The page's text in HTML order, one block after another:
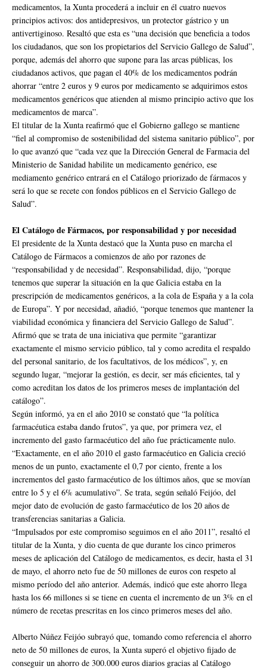
medicamentos, la Xunta procederá a incluir en él cuatro nuevos
principios activos: dos antidepresivos, un protector gástrico y un
antivertiginoso. Resaltó que esta es “una decisión que beneficia a todos
los ciudadanos, que son los propietarios del Servicio Gallego de Salud”,
porque, además del ahorro que supone para las arcas públicas, los
ciudadanos activos, que pagan el 40% de los medicamentos podrán
ahorrar “entre 2 euros y 9 euros por medicamento se adquirimos estos
medicamentos genéricos que atienden al mismo principio activo que los
medicamentos de marca”.
El titular de la Xunta reafirmó que el Gobierno gallego se mantiene
“fiel al compromiso de sostenibilidad del sistema sanitario público”, por
lo que avanzó que “cada vez que la Dirección General de Farmacia del
Ministerio de Sanidad habilite un medicamento genérico, ese
mediamento genérico entrará en el Catálogo priorizado de fármacos y
será lo que se recete con fondos públicos en el Servicio Gallego de
Salud”.
El Catálogo de Fármacos, por responsabilidad y por necesidad
El presidente de la Xunta destacó que la Xunta puso en marcha el
Catálogo de Fármacos a comienzos de año por razones de
“responsabilidad y de necesidad”. Responsabilidad, dijo, “porque
tenemos que superar la situación en la que Galicia estaba en la
prescripción de medicamentos genéricos, a la cola de España y a la cola
de Europa”. Y por necesidad, añadió, “porque tenemos que mantener la
viabilidad económica y financiera del Servicio Gallego de Salud”.
Afirmó que se trata de una iniciativa que permite “garantizar
exactamente el mismo servicio público, tal y como acredita el respaldo
del personal sanitario, de los facultativos, de los médicos”, y, en
segundo lugar, “mejorar la gestión, es decir, ser más eficientes, tal y
como acreditan los datos de los primeros meses de implantación del
catálogo”.
Según informó, ya en el año 2010 se constató que “la política
farmacéutica estaba dando frutos”, ya que, por primera vez, el
incremento del gasto farmacéutico del año fue prácticamente nulo.
“Exactamente, en el año 2010 el gasto farmacéutico en Galicia creció
menos de un punto, exactamente el 0,7 por ciento, frente a los
incrementos del gasto farmacéutico de los últimos años, que se movían
entre lo 5 y el 6% acumulativo”. Se trata, según señaló Feijóo, del
mejor dato de evolución de gasto farmacéutico de los 20 años de
transferencias sanitarias a Galicia.
“Impulsados por este compromiso seguimos en el año 2011”, resaltó el
titular de la Xunta, y dio cuenta de que durante los cinco primeros
meses de aplicación del Catálogo de medicamentos, es decir, hasta el 31
de mayo, el ahorro neto fue de 50 millones de euros con respeto al
mismo período del año anterior. Además, indicó que este ahorro llega
hasta los 66 millones si se tiene en cuenta el incremento de un 3% en el
número de recetas prescritas en los cinco primeros meses del año.
Alberto Núñez Feijóo subrayó que, tomando como referencia el ahorro
neto de 50 millones de euros, la Xunta superó el objetivo fijado de
conseguir un ahorro de 300.000 euros diarios gracias al Catálogo